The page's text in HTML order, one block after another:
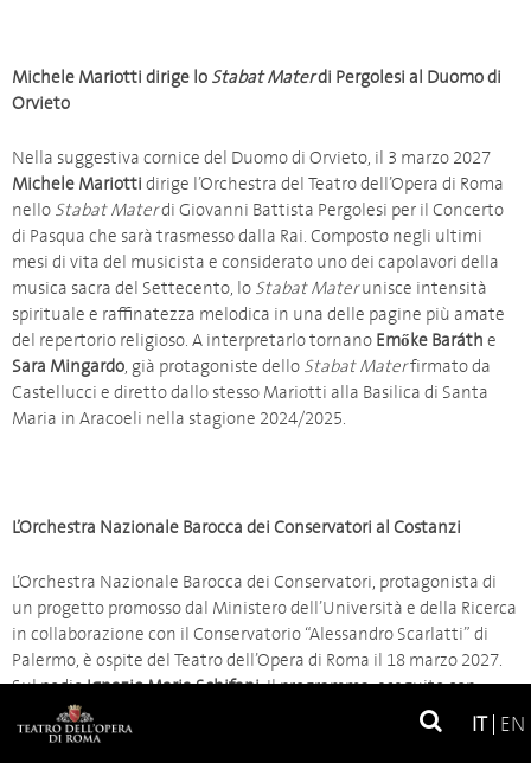
IT EN
Michele Mariotti dirige lo Stabat Materdi Pergolesi al Duomo di
Orvieto
Nella suggestiva cornice del Duomo di Orvieto, il 3 marzo 2027
Michele Mariotti dirige l’Orchestra del Teatro dell’Opera di Roma
nello Stabat Materdi Giovanni Battista Pergolesi per il Concerto
di Pasqua che sarà trasmesso dalla Rai. Composto negli ultimi
mesi di vita del musicista e considerato uno dei capolavori della
musica sacra del Settecento, lo Stabat Materunisce intensità
spirituale e raffinatezza melodica in una delle pagine più amate
del repertorio religioso. A interpretarlo tornano Emőke Baráth e
Sara Mingardo, già protagoniste dello Stabat Materfirmato da
Castellucci e diretto dallo stesso Mariotti alla Basilica di Santa
Maria in Aracoeli nella stagione 2024/2025.
L’Orchestra Nazionale Barocca dei Conservatori al Costanzi
L’Orchestra Nazionale Barocca dei Conservatori, protagonista di
un progetto promosso dal Ministero dell’Università e della Ricerca
in collaborazione con il Conservatorio “Alessandro Scarlatti” di
Palermo, è ospite del Teatro dell’Opera di Roma il 18 marzo 2027.
Sul podioIgnazio Maria Schifani.Il programma, eseguito con
strumenti storici, si apre con la
Prima Sinfonia in do maggiore op.
21diLudwig van Beethoven